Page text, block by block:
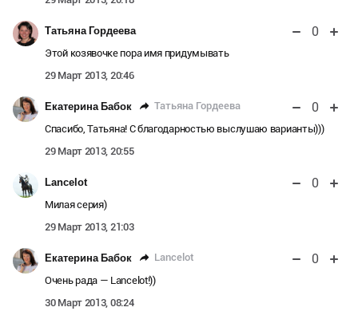
Татьяна Гордеева 0
Этой козявочке пора имя придумывать
29 Март 2013, 20:46
Екатерина Бабок Татьяна Гордеева 0
Спасибо, Татьяна! С благодарностью выслушаю варианты)))
29 Март 2013, 20:55
Lancelot 0
Милая серия)
29 Март 2013, 21:03
Екатерина Бабок Lancelot 0
Очень рада — Lancelot!))
30 Март 2013, 08:24